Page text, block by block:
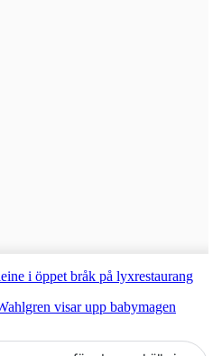
i öppet bråk på lyxrestaurang
visar upp babymagen